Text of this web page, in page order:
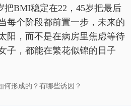
把BMI稳定在22，45岁把最后
个阶段都前置一步，未来的
阳，而不是在病房里焦虑等待
子，都能在繁花似锦的日子
何形成的？有哪些诱因？